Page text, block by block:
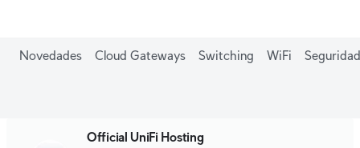
Novedades Cloud Gateways Switching WiFi
Official UniFi Hosting